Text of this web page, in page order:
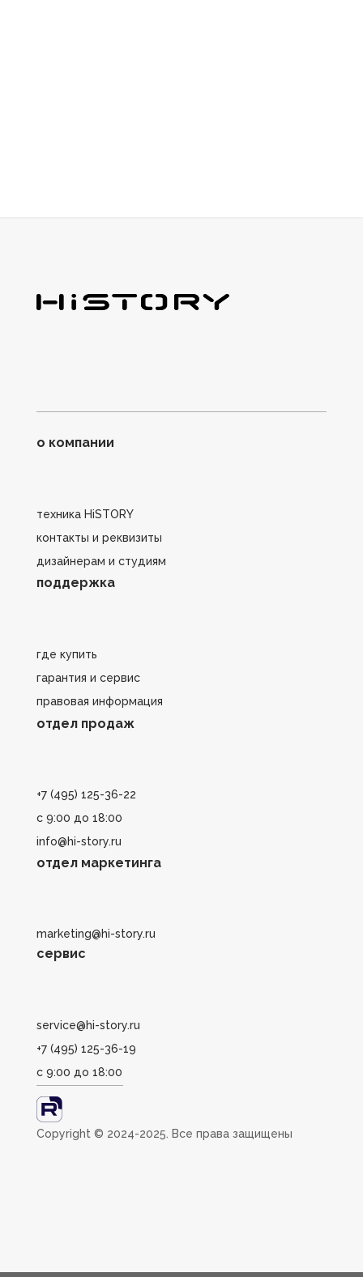
о компании
техника HiSTORY
контакты и реквизиты
дизайнерам и студиям
поддержка
где купить
гарантия и сервис
правовая информация
отдел продаж
+7 (495) 125-36-22
с 9:00 до 18:00
info@hi-story.ru
отдел маркетинга
marketing@hi-story.ru
сервис
service@hi-story.ru
+7 (495) 125-36-19
с 9:00 до 18:00
Сopyright ©️ 2024-2025. Все права защищены